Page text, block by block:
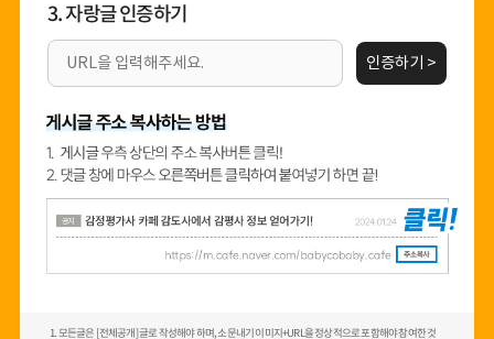
3. 자랑글 인증하기
인증하기 >
1. 모든글은 [전체공개] 글로 작성해야 하며, 소문내기 이미지+URL을 정상적으로 포함해야 참여한 것